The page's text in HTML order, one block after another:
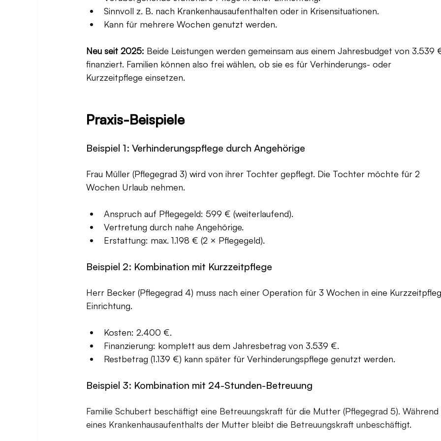
Sinnvoll z. B. nach Krankenhausaufenthalten oder in Krisensituationen.
Kann für mehrere Wochen genutzt werden.
Neu seit 2025: Beide Leistungen werden gemeinsam aus einem Jahresbudget von 3.539
finanziert. Familien können also frei wählen, ob sie es für Verhinderungs- oder
Kurzzeitpflege einsetzen.
Praxis-Beispiele
Beispiel 1: Verhinderungspflege durch Angehörige
Frau Müller (Pflegegrad 3) wird von ihrer Tochter gepflegt. Die Tochter möchte für 2
Wochen Urlaub nehmen.
Anspruch auf Pflegegeld: 599 € (weiterlaufend).
Vertretung durch nahe Angehörige.
Erstattung: max. 1.198 € (2 × Pflegegeld).
Beispiel 2: Kombination mit Kurzzeitpflege
Herr Becker (Pflegegrad 4) muss nach einer Operation für 3 Wochen in eine
Einrichtung.
Kosten: 2.400 €.
Finanzierung: komplett aus dem Jahresbetrag von 3.539 €.
Restbetrag (1.139 €) kann später für Verhinderungspflege genutzt werden.
Beispiel 3: Kombination mit 24-Stunden-Betreuung
Familie Schubert beschäftigt eine Betreuungskraft für die Mutter (Pflegegrad 5). Während
eines Krankenhausaufenthalts der Mutter bleibt die Betreuungskraft unbeschäftigt.